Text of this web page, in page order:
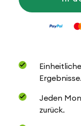
Weihnachtlicher
Ergebnisse.
Jeden
zurück.